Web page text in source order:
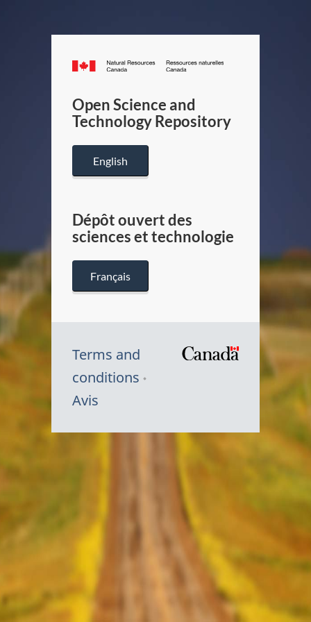
Canada.ca
/
Canada
Open Science and
Technology Repository
English
Dépôt ouvert des
sciences et technologie
Français
Terms and
conditions
Avis
Symbole
Canada